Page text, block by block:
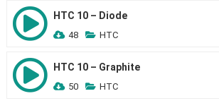
HTC 10 – Diode
48 HTC
HTC 10 – Graphite
50 HTC